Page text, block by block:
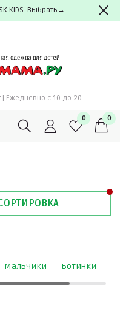
KIDS. Выбрать→
| Ежедневно c 10 до 20
0 0
Мальчики Ботинки